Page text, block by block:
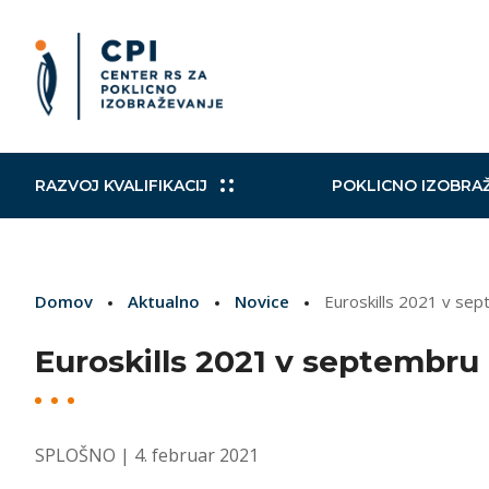
RAZVOJ KVALIFIKACIJ POKLICNO
Izobraževanje in usposabljanje
strokovnih delavcev
Podpora
EuroSkills/SloveniaSkills
Finančni mehanizem EGP
Domov Aktualno Novice Euroskills 2021 v
Euroskills 2021 v septembru
SPLOŠNO | 4. februar 2021